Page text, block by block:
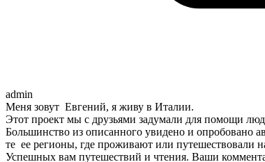
admin
Меня зовут Евгений, я живу в Италии.
Этот проект мы с друзьями задумали для помощи
Большинство из описанного увидено и опробовано
те ее регионы, где проживают или путешествовали
Успешных вам путешествий и чтения. Ваши